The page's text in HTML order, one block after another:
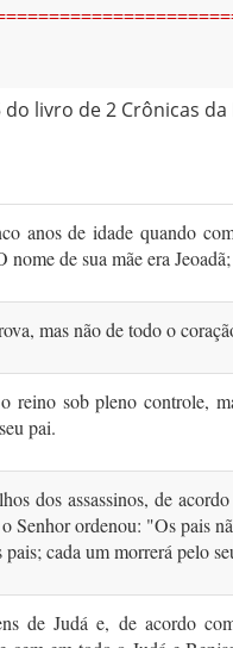
livro de 2 Crônicas da
anos de idade quando
nome de sua mãe era
mas não de todo o
reino sob pleno con­trole,
pai.
dos assassinos, de
Senhor ordenou: "Os pais
cada um morrerá pelo
de Judá e, de acordo